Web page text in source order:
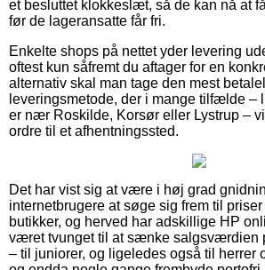
et besluttet klokkeslæt, så de kan nå at
før de lageransatte får fri.
Enkelte shops på nettet yder levering
oftest kun såfremt du aftager for en
alternativ skal man tage den mest
leveringsmetode, der i mange tilfælde –
er nær Roskilde, Korsør eller Lystrup –
ordre til et afhentningssted.
Det har vist sig at være i høj grad
internetbrugere at søge sig frem til
butikker, og herved har adskillige HP
været tvunget til at sænke salgsværdien
– til juniorer, og ligeledes også til herrer